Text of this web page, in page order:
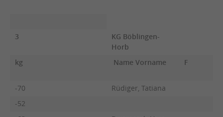
3
KG Böblingen-
Horb
kg
Name Vorname F
-70
Rüdiger, Tatiana
-52